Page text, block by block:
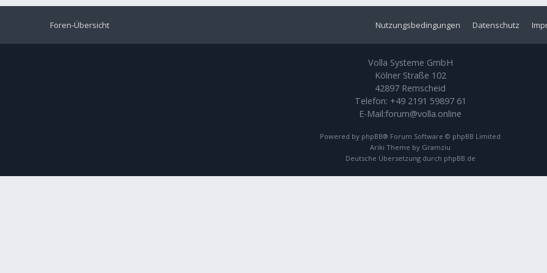
Foren-Übersicht Datenschutz
Nutzungsbedingungen
Volla Systeme GmbH
Kölner Straße 102
42897 Remscheid
Telefon: +49 2191 59897 61
E-Mail:forum@volla.online
Powered by phpBB® Forum Software © phpBB Limited
Ariki Theme by Gramziu
Deutsche Übersetzung durch phpBB.de